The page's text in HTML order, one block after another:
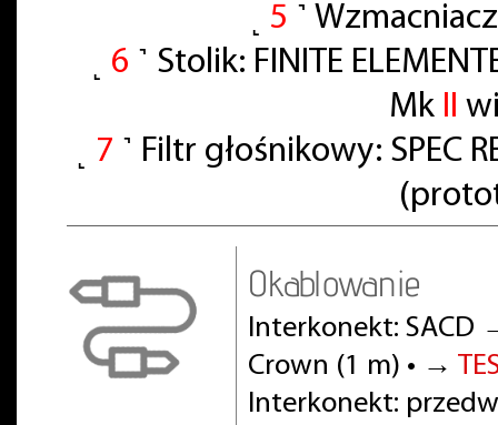
5 ˺
6 ˺ Stolik: FINITE
Mk II
7 ˺ Filtr głośnikowy: SPEC
Okablowanie
Interkonekt: SACD
Crown (1 m) • →
Interkonekt: